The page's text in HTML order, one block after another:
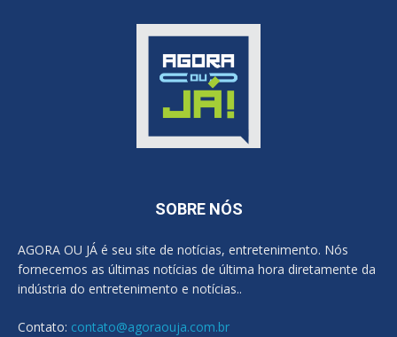
SOBRE NÓS
AGORA OU JÁ é seu site de notícias, entretenimento. Nós
fornecemos as últimas notícias de última hora diretamente da
indústria do entretenimento e notícias..
Contato: contato@agoraouja.com.br